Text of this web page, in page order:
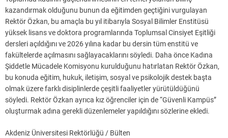
kazandırmak olduğunu bunun da eğitimden geçtiğini vurgulayan
Rektör Özkan, bu amaçla bu yıl itibarıyla Sosyal Bilimler Enstitüsü
yüksek lisans ve doktora programlarında Toplumsal Cinsiyet Eşitliği
dersleri açıldığını ve 2026 yılına kadar bu dersin tüm enstitü ve
fakültelerde açılmasını sağlayacaklarını söyledi. Daha önce Kadına
Şiddetle Mücadele Komisyonu kurulduğunu hatırlatan Rektör Özkan,
bu konuda eğitim, hukuk, iletişim, sosyal ve psikolojik destek başta
olmak üzere farklı disiplinlerde çeşitli faaliyetler yürütüldüğünü
söyledi. Rektör Özkan ayrıca kız öğrenciler için de “Güvenli Kampüs”
oluşturmak adına gerekli düzenlemeler yapıldığını sözlerine ekledi.
Akdeniz Üniversitesi Rektörlüğü / Bülten